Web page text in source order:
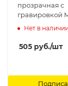
прозрачная с
гравировкой
Arma Models
Нет в наличии
505 руб./шт